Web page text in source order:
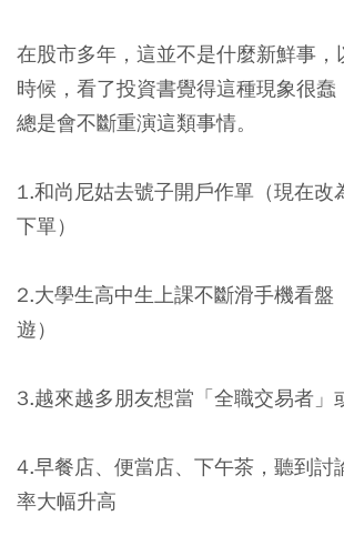
在股市多年，這並不是什麼新鮮事，
時候，看了投資書覺得這種現象很蠢
總是會不斷重演這類事情。
1.和尚尼姑去號子開戶作單（現在改
下單）
2.大學生高中生上課不斷滑手機看盤
遊）
3.越來越多朋友想當「全職交易者」
4.早餐店、便當店、下午茶，聽到討
率大幅升高